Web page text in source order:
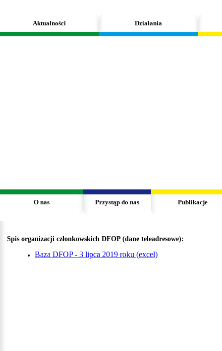
Aktualności Działania
O nas Przystąp do nas Publikacje
Spis organizacji członkowskich DFOP (dane teleadresowe):
Baza DFOP - 3 lipca 2019 roku (excel)